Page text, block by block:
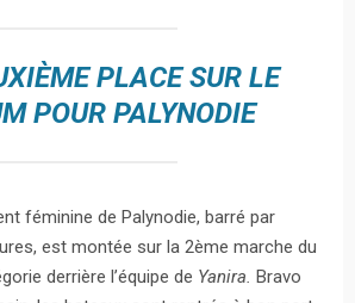
PLACE SUR LE
POUR PALYNODIE
féminine de Palynodie, barré par
est montée sur la 2ème marche du
derrière l’équipe de Yanira. Bravo